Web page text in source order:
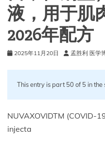
肌
肉
射
2025-
2026
配
液，用于肌
2026年配方
2025年11月20日 孟胜利 医学
This entry is part 50 of 5 in the
NUVAXOVIDTM (COVID-
injecta